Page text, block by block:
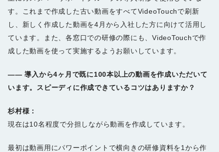
す。これまで作成した古い動画をすべてVideoTouchで刷新
し、新しく作成した動画を4月から入社した方に向けて活用し
ています。また、各窓口での研修の際にも、VideoTouchで作
成した動画を使って実施するようお願いしています。
―― 導入から4ヶ月で既に100本以上の動画を作成いただいて
います。スピーディに作成できているコツはありますか？
杉村様：
現在は10名程度で分担しながら動画を作成しています。
最初は動画用にパワーポイントで横向きの研修資料を1から作